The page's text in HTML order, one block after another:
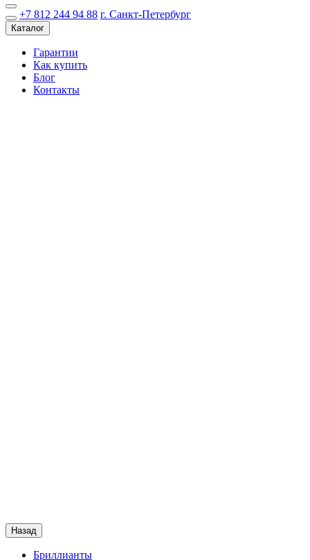
+7 812 244 94 88 г. Санкт-Петербург
Каталог
Гарантии
Как купить
Блог
Контакты
Назад
Бриллианты